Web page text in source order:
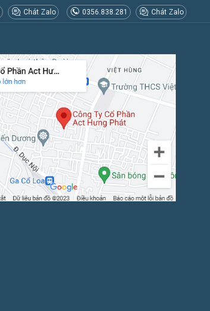
Chát Zalo 0356.838.281 Chát Zalo